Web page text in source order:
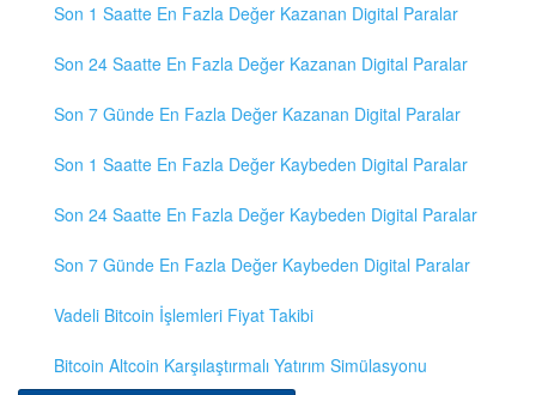
Son 1 Saatte En Fazla Değer Kazanan Digital Paralar
Son 24 Saatte En Fazla Değer Kazanan Digital Paralar
Son 7 Günde En Fazla Değer Kazanan Digital Paralar
Son 1 Saatte En Fazla Değer Kaybeden Digital Paralar
Son 24 Saatte En Fazla Değer Kaybeden Digital Paralar
Son 7 Günde En Fazla Değer Kaybeden Digital Paralar
Vadeli Bitcoin İşlemleri Fiyat Takibi
Bitcoin Altcoin Karşılaştırmalı Yatırım Simülasyonu